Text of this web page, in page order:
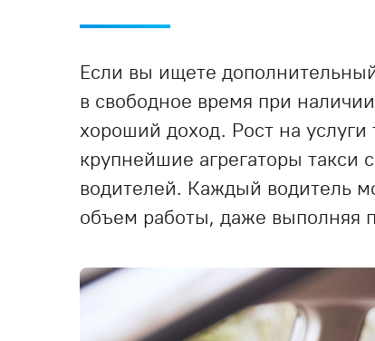
Если вы ищете
в свободное время при
хороший доход. Рост на
крупнейшие агрегаторы такси
водителей. Каждый водитель
объем работы, даже выполняя